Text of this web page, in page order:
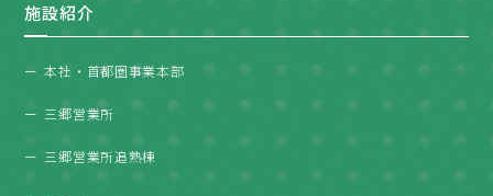
施設紹介
本社・首都圏事業本部
三郷営業所
三郷営業所追熟棟